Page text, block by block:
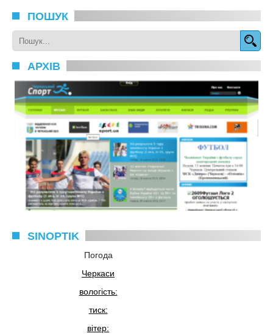
ПОШУК
АРХІВ
SINOPTIK
Погода
Черкаси
вологість:
тиск:
вітер: